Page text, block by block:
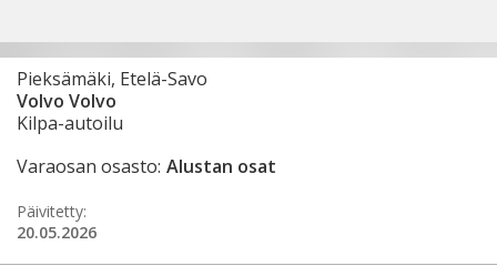
Pieksämäki, Etelä-Savo
Volvo Volvo
Kilpa-autoilu
Varaosan osasto: Alustan osat
Päivitetty:
20.05.2026